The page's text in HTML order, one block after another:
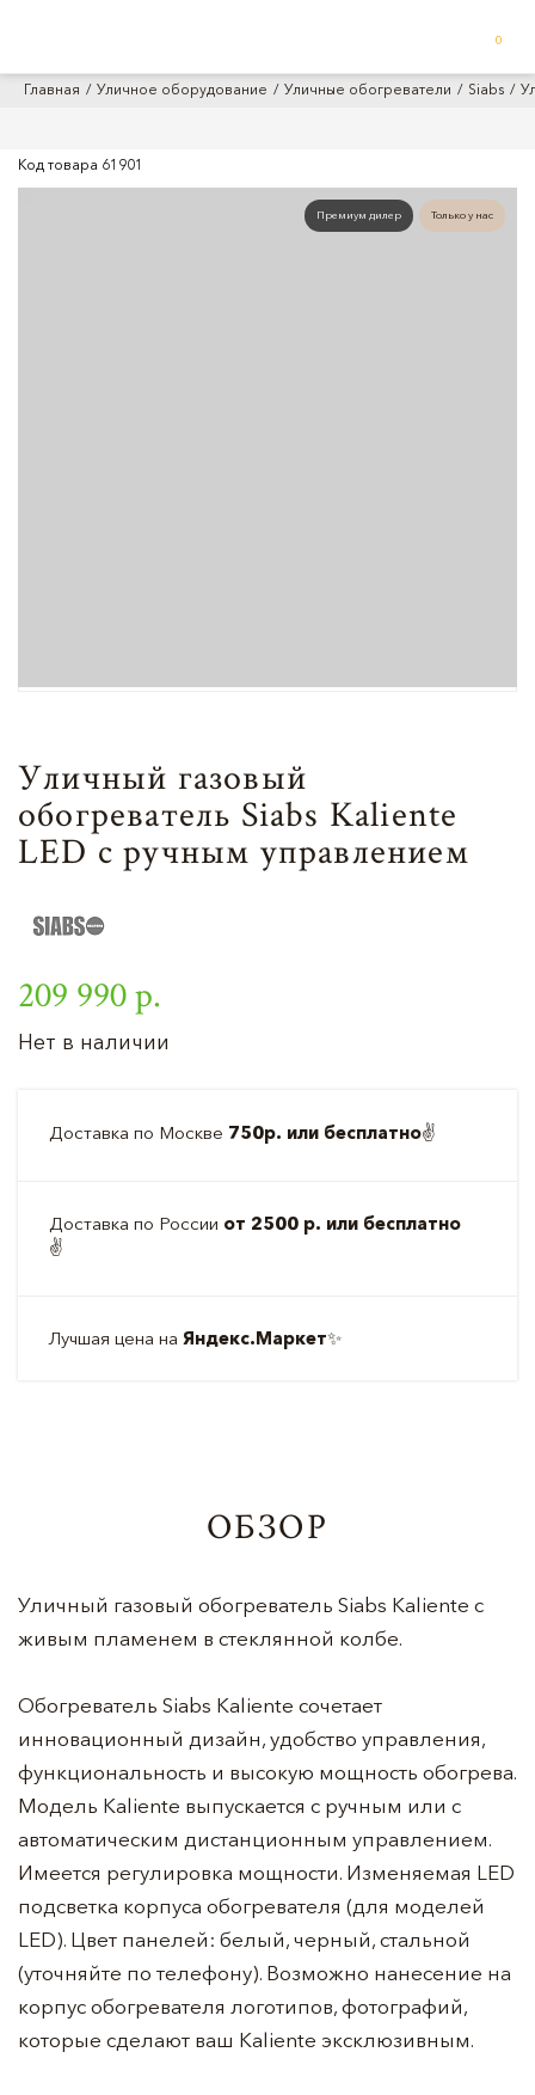
0
Главная Уличное оборудование Уличные обогреватели Siabs
Код товара 61901
Премиум дилер Только у нас
Уличный газовый
обогреватель Siabs Kaliente
LED с ручным управлением
209 990 р.
Нет в наличии
Доставка по Москве 750р. или бесплатно✌️
Доставка по России от 2500 р. или бесплатно
✌️
Лучшая цена на Яндекс.Маркет✨
ОБЗОР
Уличный газовый обогреватель Siabs Kaliente с
живым пламенем в стеклянной колбе.
Обогреватель Siabs Kaliente сочетает
инновационный дизайн, удобство управления,
функциональность и высокую мощность обогрева.
Модель Kaliente выпускается с ручным или с
автоматическим дистанционным управлением.
Имеется регулировка мощности. Изменяемая LED
подсветка корпуса обогревателя (для моделей
LED). Цвет панелей: белый, черный, стальной
(уточняйте по телефону). Возможно нанесение на
корпус обогревателя логотипов, фотографий,
которые сделают ваш Kaliente эксклюзивным.